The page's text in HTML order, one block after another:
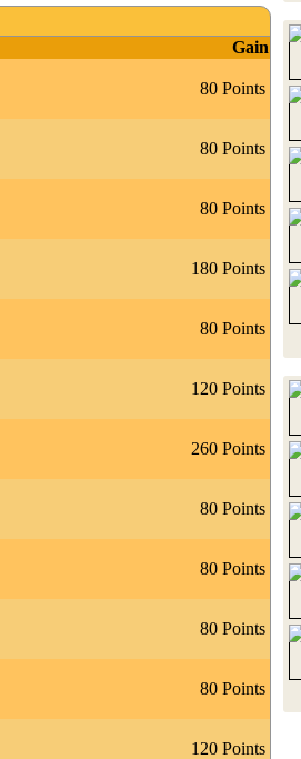
Gain
80 Points
80 Points
80 Points
180 Points
80 Points
120 Points
260 Points
80 Points
80 Points
80 Points
80 Points
120 Points